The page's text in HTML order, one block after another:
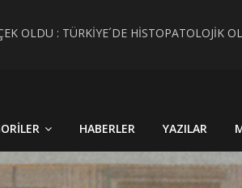
OLDU : TÜRKİYE´DE HİSTOPATOLOJİK
HABERLER YAZILAR